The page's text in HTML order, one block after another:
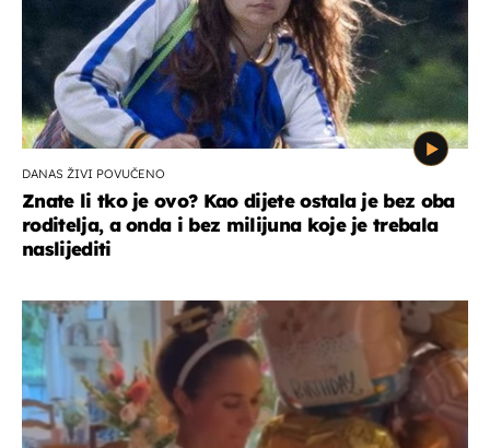
DANAS ŽIVI POVUČENO
Znate li tko je ovo? Kao dijete ostala je bez oba
roditelja, a onda i bez milijuna koje je trebala
naslijediti